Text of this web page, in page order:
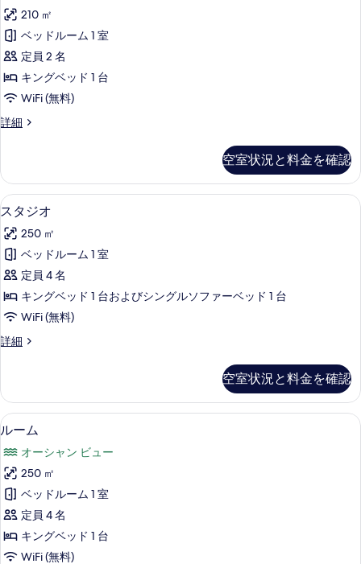
る
ル
ル
ー
ム
(Gili
Lagoon
Villa)
べ
て
の
写
真
を
表
示
す
210 ㎡
ベッドルーム 1 室
定員 2 名
キングベッド 1 台
WiFi (無料)
詳細
ダ
ー
ム
(Gili
Lagoon
Villa)
の
細
空室状況と料金を確認
ス
タ
ジ
オ
の
す
べ
て
写
真
を
表
示
す
る
スタジオ | ミニバー、セーフティボ
9
スタジオ
250 ㎡
ベッドルーム 1 室
定員 4 名
キングベッド 1 台およびシングルソファーベッド 1 台
WiFi (無料)
詳細
ス
の
詳
細
空室状況と料金を確認
ル
ム
の
す
べ
て
6
ルーム
オーシャン ビュー
250 ㎡
ベッドルーム 1 室
定員 4 名
キングベッド 1 台
WiFi (無料)